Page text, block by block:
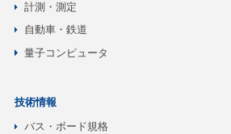
計測・測定
自動車・鉄道
量子コンピュータ
技術情報
バス・ボード規格